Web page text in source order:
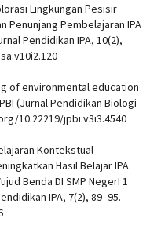
Lingkungan Pesisir
Penunjang Pembelajaran IPA
Pendidikan IPA, 10(2),
of environmental education
(Jurnal Pendidikan Biologi
10.22219/jpbi.v3i3.4540
Kontekstual
Hasil Belajar IPA
Benda DI SMP NegerI 1
IPA, 7(2), 89–95.